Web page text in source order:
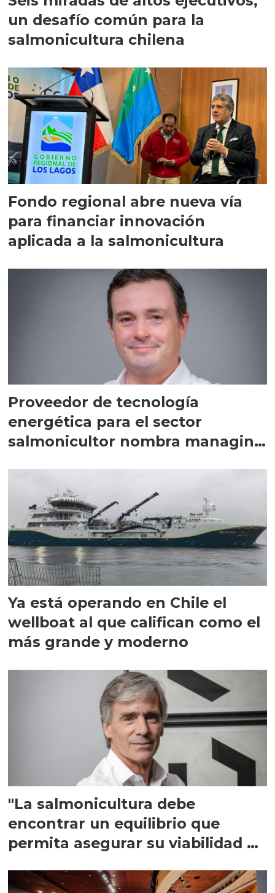
un desafío común para la
salmonicultura chilena
Fondo regional abre nueva vía
para financiar innovación
aplicada a la salmonicultura
Proveedor de tecnología
energética para el sector
salmonicultor nombra managing
Ya está operando en Chile el
wellboat al que califican como el
más grande y moderno
"La salmonicultura debe
encontrar un equilibrio que
permita asegurar su viabilidad de